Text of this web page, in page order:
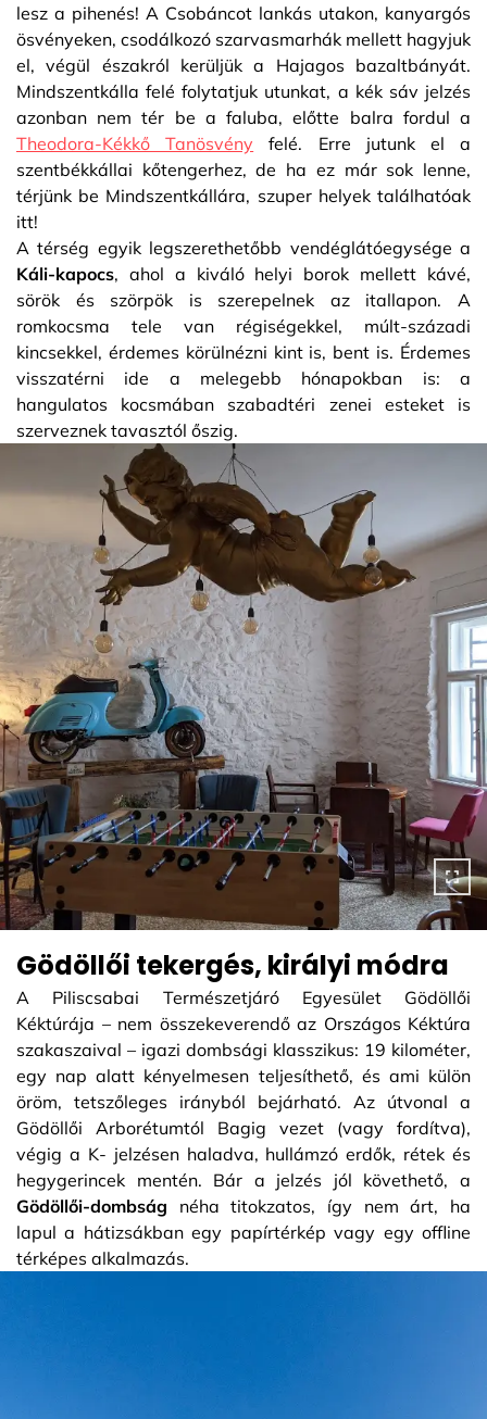
lesz a pihenés! A Csobáncot lankás utakon, kanyargós
ösvényeken, csodálkozó szarvasmarhák mellett hagyjuk
el, végül északról kerüljük a Hajagos bazaltbányát.
Mindszentkálla felé folytatjuk utunkat, a kék sáv jelzés
azonban nem tér be a faluba, előtte balra fordul a
Theodora-Kékkő Tanösvény felé. Erre jutunk el a
szentbékkállai kőtengerhez, de ha ez már sok lenne,
térjünk be Mindszentkállára, szuper helyek találhatóak
itt!
A térség egyik legszerethetőbb vendéglátóegysége a
Káli-kapocs, ahol a kiváló helyi borok mellett kávé,
sörök és szörpök is szerepelnek az itallapon. A
romkocsma tele van régiségekkel, múlt-századi
kincsekkel, érdemes körülnézni kint is, bent is. Érdemes
visszatérni ide a melegebb hónapokban is: a
hangulatos kocsmában szabadtéri zenei esteket is
szerveznek tavasztól őszig.
Gödöllői tekergés, királyi módra
A Piliscsabai Természetjáró Egyesület Gödöllői
Kéktúrája – nem összekeverendő az Országos Kéktúra
szakaszaival – igazi dombsági klasszikus: 19 kilométer,
egy nap alatt kényelmesen teljesíthető, és ami külön
öröm, tetszőleges irányból bejárható. Az útvonal a
Gödöllői Arborétumtól Bagig vezet (vagy fordítva),
végig a K- jelzésen haladva, hullámzó erdők, rétek és
hegygerincek mentén. Bár a jelzés jól követhető, a
Gödöllői-dombság néha titokzatos, így nem árt, ha
lapul a hátizsákban egy papírtérkép vagy egy offline
térképes alkalmazás.